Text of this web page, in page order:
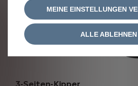
MEINE EINSTELLUNGEN
ALLE ABLEHNEN